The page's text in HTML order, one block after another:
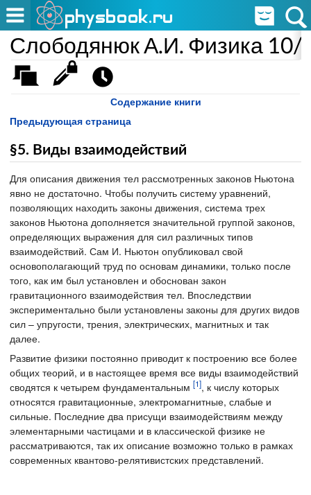
Слободянюк А.И. Физика 10/
Содержание книги
Предыдующая страница
§5. Виды взаимодействий
Для описания движения тел рассмотренных законов Ньютона
явно не достаточно. Чтобы получить систему уравнений,
позволяющих находить законы движения, система трех
законов Ньютона дополняется значительной группой законов,
определяющих выражения для сил различных типов
взаимодействий. Сам И. Ньютон опубликовал свой
основополагающий труд по основам динамики, только после
того, как им был установлен и обоснован закон
гравитационного взаимодействия тел. Впоследствии
экспериментально были установлены законы для других видов
сил – упругости, трения, электрических, магнитных и так
далее.
Развитие физики постоянно приводит к построению все более
общих теорий, и в настоящее время все виды взаимодействий
сводятся к четырем фундаментальным [1], к числу которых
относятся гравитационные, электромагнитные, слабые и
сильные. Последние два присущи взаимодействиям между
элементарными частицами и в классической физике не
рассматриваются, так их описание возможно только в рамках
современных квантово-релятивистских представлений.